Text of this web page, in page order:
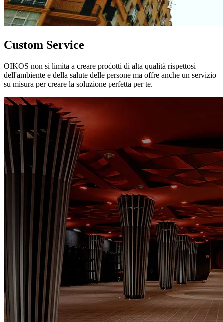
Custom Service
OIKOS non si limita a creare prodotti di alta qualità rispettosi
dell'ambiente e della salute delle persone ma offre anche un servizio
su misura per creare la soluzione perfetta per te.